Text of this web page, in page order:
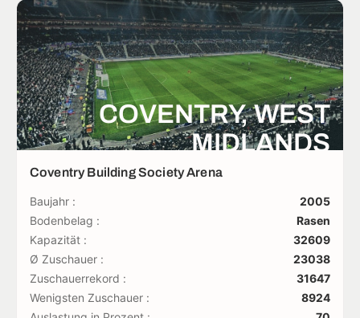
COVENTRY, WEST
MIDLANDS
Coventry Building Society Arena
Baujahr :
2005
Bodenbelag :
Rasen
Kapazität :
32609
Ø Zuschauer :
23038
Zuschauerrekord :
31647
Wenigsten Zuschauer :
8924